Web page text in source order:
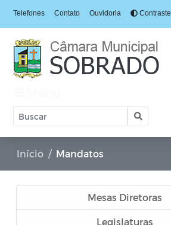
Telefones Contato Ouvidoria Contraste
Início Mandatos
Mesas Diretoras
Legislaturas